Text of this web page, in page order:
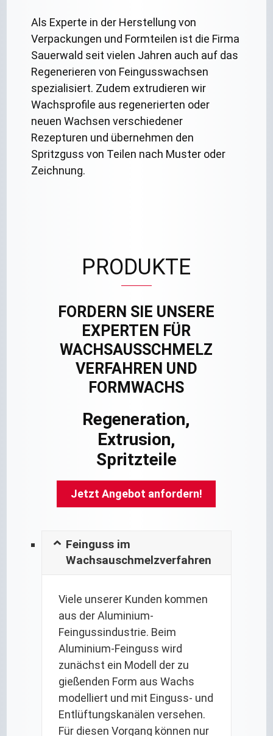
Als Experte in der Herstellung von
Verpackungen und Formteilen ist die Firma
Sauerwald seit vielen Jahren auch auf das
Regenerieren von Feingusswachsen
spezialisiert. Zudem extrudieren wir
Wachsprofile aus regenerierten oder
neuen Wachsen verschiedener
Rezepturen und übernehmen den
Spritzguss von Teilen nach Muster oder
Zeichnung.
PRODUKTE
FORDERN SIE UNSERE
EXPERTEN FÜR
WACHSAUSSCHMELZ
VERFAHREN UND
FORMWACHS
Regeneration,
Extrusion,
Spritzteile
Jetzt Angebot anfordern!
Feinguss im
Wachsauschmelzverfahren
Viele unserer Kunden kommen
aus der Aluminium-
Feingussindustrie. Beim
Aluminium-Feinguss wird
zunächst ein Modell der zu
gießenden Form aus Wachs
modelliert und mit Einguss- und
Entlüftungskanälen versehen.
Für diesen Vorgang können nur